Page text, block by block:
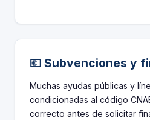
💶 Subvenciones y
Muchas ayudas públicas y
condicionadas al código
correcto antes de solicitar